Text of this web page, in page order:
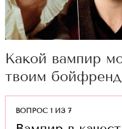
Какой вампир
твоим
ВОПРОС 1 ИЗ 7